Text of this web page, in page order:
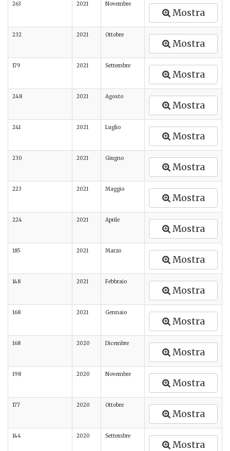
263 2021 Novembre
Mostra
232 2021 Ottobre
Mostra
179 2021 Settembre
Mostra
248 2021 Agosto
Mostra
241 2021 Luglio
Mostra
230 2021 Giugno
Mostra
223 2021 Maggio
Mostra
224 2021 Aprile
Mostra
185 2021 Marzo
Mostra
148 2021 Febbraio
Mostra
168 2021 Gennaio
Mostra
168 2020 Dicembre
Mostra
198 2020 Novembre
Mostra
177 2020 Ottobre
Mostra
144 2020 Settembre
Mostra